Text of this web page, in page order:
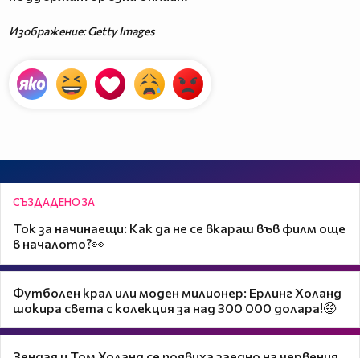
Изображение: Getty Images
СЪЗДАДЕНО ЗА
Ток за начинаещи: Как да не се вкараш във филм още
в началото?👀
Футболен крал или моден милионер: Ерлинг Хoланд
шокира света с колекция за над 300 000 долара!🤑